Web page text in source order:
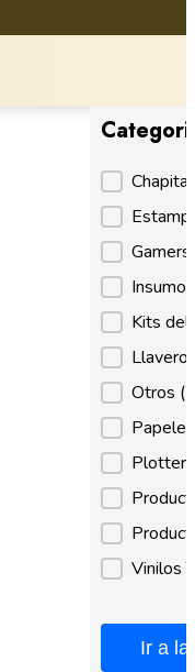
Gamers
Kits
Otros
Vinilos
Ir a la